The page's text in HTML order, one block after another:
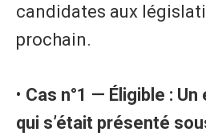
candidates aux
prochain.
• Cas n°1 — Éligible :
qui s’était présenté